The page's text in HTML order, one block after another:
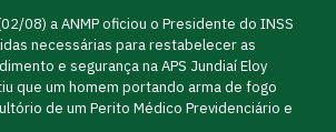
08) a ANMP oficiou o Presidente do INSS
necessárias para restabelecer as
e segurança na APS Jundiaí Eloy
que um homem portando arma de fogo
de um Perito Médico Previdenciário e